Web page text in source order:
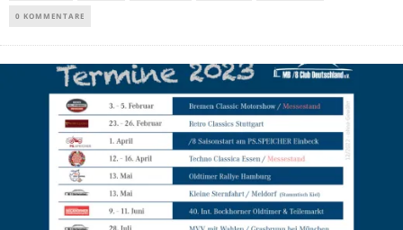
0 KOMMENTARE